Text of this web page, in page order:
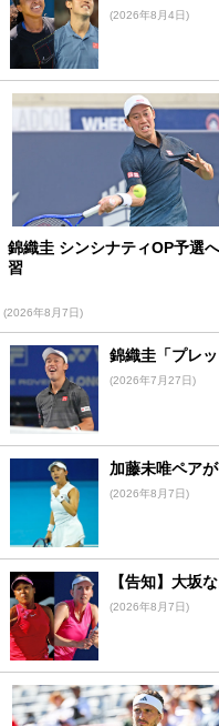
(2026年8月4日)
錦織圭 シンシナティOP予選
習
(2026年8月7日)
錦織圭「プレ
(2026年7月27日)
加藤未唯ペア
(2026年8月7日)
【告知】大坂
(2026年8月7日)